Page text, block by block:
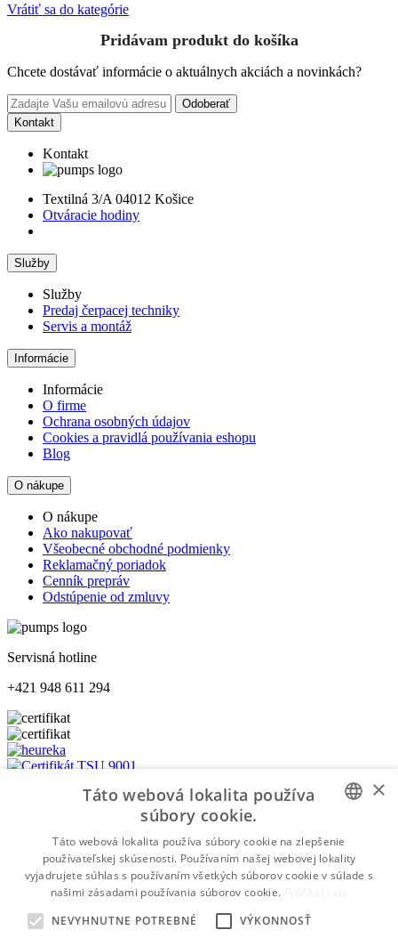
Vrátiť sa do kategórie
Pridávam produkt do košíka
Chcete dostávať informácie o aktuálnych akciách a novinkách?
Odoberať
Kontakt
Kontakt
Textilná 3/A 04012 Košice
Otváracie hodiny
Služby
Služby
Predaj čerpacej techniky
Servis a montáž
Informácie
Informácie
O firme
Ochrana osobných údajov
Cookies a pravidlá používania eshopu
Blog
O nákupe
O nákupe
Ako nakupovať
Všeobecné obchodné podmienky
Reklamačný poriadok
Cenník prepráv
Odstúpenie od zmluvy
Servisná hotline
+421 948 611 294
Platba bankovým prevodom
Platba kartou
WWW.PUMPS.SK©2026 Všetky práva vyhradené | Made by
SLOVAK
SLOVAK
×
Táto webová lokalita používa
súbory cookie.
Táto webová lokalita používa súbory cookie na zlepšenie
používateľskej skúsenosti. Používaním našej webovej lokality
vyjadrujete súhlas s používaním všetkých súborov cookie v súlade s
našimi zásadami používania súborov cookie.
NEVYHNUTNE POTREBNÉ
VÝKONNOSŤ